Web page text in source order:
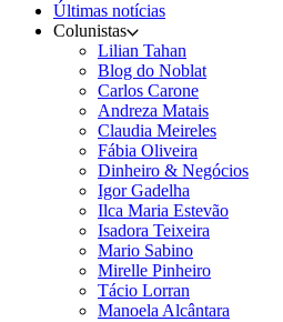
Últimas notícias
Colunistas
Lilian Tahan
Blog do Noblat
Carlos Carone
Andreza Matais
Claudia Meireles
Fábia Oliveira
Dinheiro & Negócios
Igor Gadelha
Ilca Maria Estevão
Isadora Teixeira
Mario Sabino
Mirelle Pinheiro
Tácio Lorran
Manoela Alcântara